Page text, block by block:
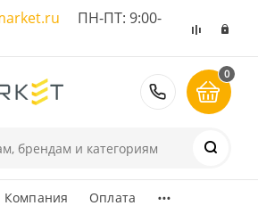
ПН-ПТ: 9:00-
8 (495)
0
Компания Оплата ...